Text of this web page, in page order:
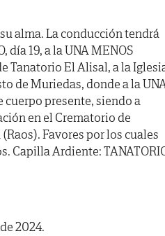
alma. La conducción tendrá
día 19, a la UNA MENOS
Tanatorio El Alisal, a la
de Muriedas, donde a la
cuerpo presente, siendo a
en el Crematorio de
Favores por los cuales
Capilla Ardiente:
2024.